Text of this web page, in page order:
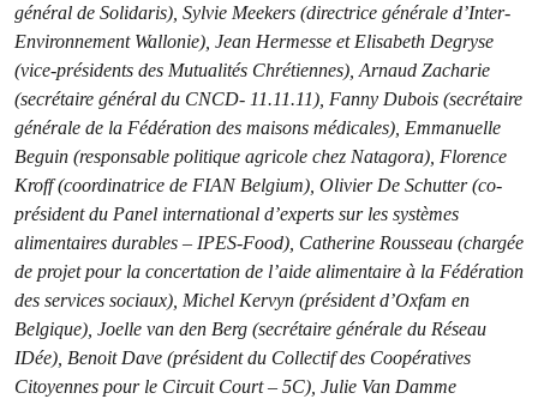
général de Solidaris), Sylvie Meekers (directrice générale d’Inter-
Environnement Wallonie), Jean Hermesse et Elisabeth Degryse
(vice-présidents des Mutualités Chrétiennes), Arnaud Zacharie
(secrétaire général du CNCD- 11.11.11), Fanny Dubois (secrétaire
générale de la Fédération des maisons médicales), Emmanuelle
Beguin (responsable politique agricole chez Natagora), Florence
Kroff (coordinatrice de FIAN Belgium), Olivier De Schutter (co-
président du Panel international d’experts sur les systèmes
alimentaires durables – IPES-Food), Catherine Rousseau (chargée
de projet pour la concertation de l’aide alimentaire à la Fédération
des services sociaux), Michel Kervyn (président d’Oxfam en
Belgique), Joelle van den Berg (secrétaire générale du Réseau
IDée), Benoit Dave (président du Collectif des Coopératives
Citoyennes pour le Circuit Court – 5C), Julie Van Damme